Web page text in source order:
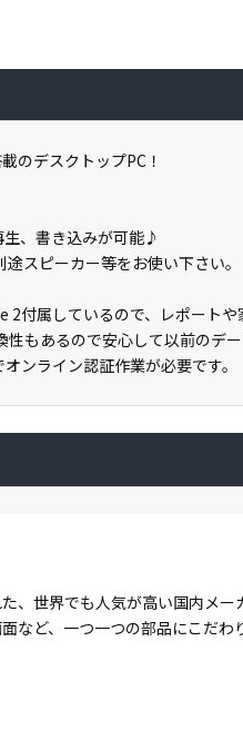
のデスクトップPC！
生、書き込みが可能♪
スピーカー等をお使い下さい。
2付属しているので、レポートや
もあるので安心して以前のデ
ンライン認証作業が必要です。
、世界でも人気が高い国内メ
など、一つ一つの部品にこだわ